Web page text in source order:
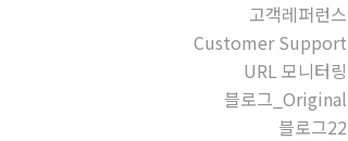
고객레퍼런스
Customer Support
URL 모니터링
블로그_Original
블로그22